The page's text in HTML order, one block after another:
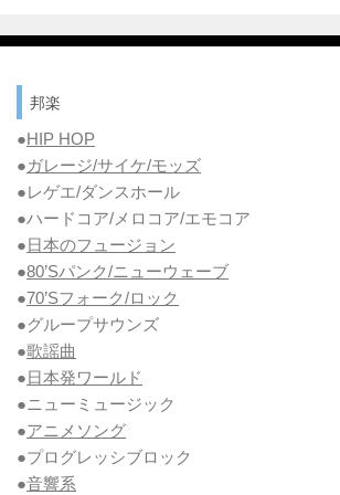
邦楽
●HIP HOP
●ガレージ/サイケ/モッズ
●レゲエ/ダンスホール
●ハードコア/メロコア/エモコア
●日本のフュージョン
●80’Sパンク/ニューウェーブ
●70’Sフォーク/ロック
●グループサウンズ
●歌謡曲
●日本発ワールド
●ニューミュージック
●アニメソング
●プログレッシブロック
●音響系